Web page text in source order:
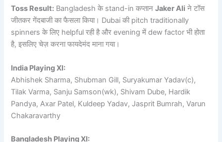
Toss Result: Bangladesh के stand-in कप्तानJaker Ali ने टॉस
जीतकर गेंदबाजी का फैसला किया। Dubai की pitch traditionally
spinners के लिए helpful रही है और evening में dew factor भी होता
है, इसलिए चेज़ करना फायदेमंद माना गया।
India Playing XI:
Abhishek Sharma, Shubman Gill, Suryakumar Yadav(c),
Tilak Varma, Sanju Samson(wk), Shivam Dube, Hardik
Pandya, Axar Patel, Kuldeep Yadav, Jasprit Bumrah, Varun
Chakaravarthy
Bangladesh Playing XI: